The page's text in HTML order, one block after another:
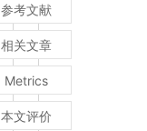
参考文献
相关文章
Metrics
本文评价